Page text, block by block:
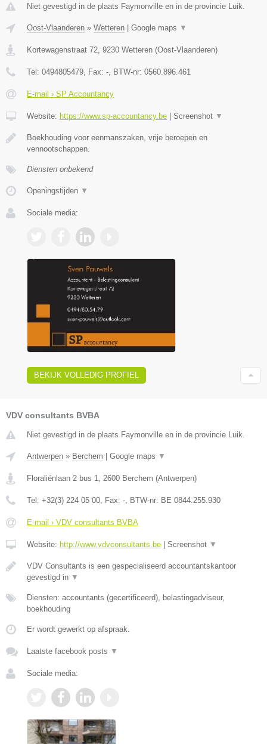
Niet gevestigd in de plaats Faymonville en in de provincie Luik.
Oost-Vlaanderen » Wetteren Google maps ▼
Kortewagenstraat 72, 9230 Wetteren (Oost-Vlaanderen)
Tel: 0494805479, Fax: -, BTW-nr: 0560.896.461
E-mail › SP Accountancy
Website: https://www.sp-accountancy.be Screenshot ▼
Boekhouding voor eenmanszaken, vrije beroepen en
vennootschappen.
Diensten onbekend
Openingstijden ▼
Sociale media:
BEKIJK VOLLEDIG PROFIEL
VDV consultants BVBA
Niet gevestigd in de plaats Faymonville en in de provincie Luik.
Antwerpen » Berchem Google maps ▼
Floraliënlaan 2 bus 1, 2600 Berchem (Antwerpen)
Tel: +32(3) 224 05 00, Fax: -, BTW-nr: BE 0844.255.930
E-mail › VDV consultants BVBA
Website: http://www.vdvconsultants.be Screenshot ▼
VDV Consultants is een gespecialiseerd accountantskantoor
gevestigd in ▼
Diensten: accountants (gecertificeerd), belastingadviseur,
boekhouding
Er wordt gewerkt op afspraak.
Laatste facebook posts ▼
Sociale media: